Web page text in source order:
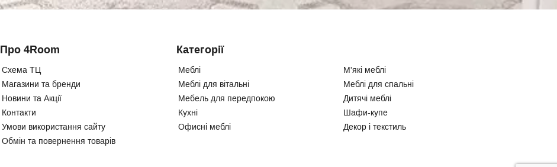
Про 4Room
Схема ТЦ
Магазини та бренди
Новини та Акції
Контакти
Умови використання сайту
Обмін та повернення товарів
Категорії
Меблі
М'які меблі
Меблі для вітальні
Меблі для спальні
Мебель для передпокою
Дитячі меблі
Кухні
Шафи-купе
Офисні меблі
Декор і текстиль